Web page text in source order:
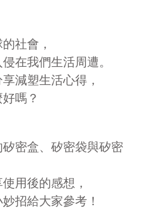
社會，
在我們生活周遭。
減塑生活心得，
嗎？
密盒、矽密袋與矽密
用後的感想，
招給大家參考！